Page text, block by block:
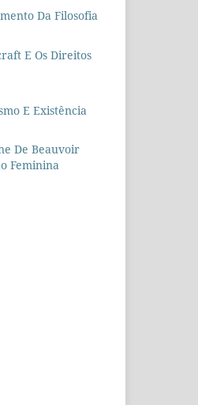
Da Filosofia
E Os Direitos
E Existência
De Beauvoir
Feminina